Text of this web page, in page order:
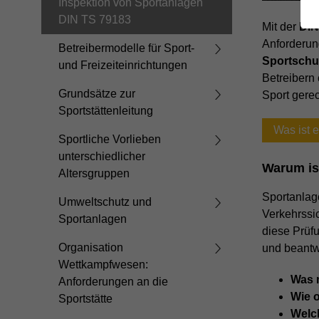
Inspektion von Sportanlagen
DIN TS 79183
Betreibermodelle für Sport-
und Freizeiteinrichtungen
Grundsätze zur
Sportstättenleitung
Sportliche Vorlieben
unterschiedlicher
Altersgruppen
Umweltschutz und
Sportanlagen
Organisation
Wettkampfwesen:
Anforderungen an die
Sportstätte
Mit der
Sport
Was ist
Warum
diese
und
Was
Wie